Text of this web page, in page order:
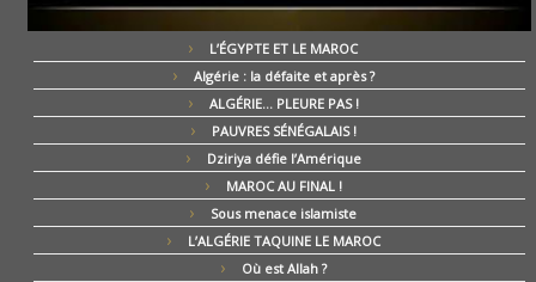
L’ÉGYPTE ET LE MAROC
Algérie : la défaite et après ?
ALGÉRIE… PLEURE PAS !
PAUVRES SÉNÉGALAIS !
Dziriya défie l’Amérique
MAROC AU FINAL !
Sous menace islamiste
L’ALGÉRIE TAQUINE LE MAROC
Où est Allah ?